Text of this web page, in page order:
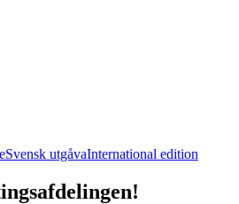
Svensk utgåvaInternational edition